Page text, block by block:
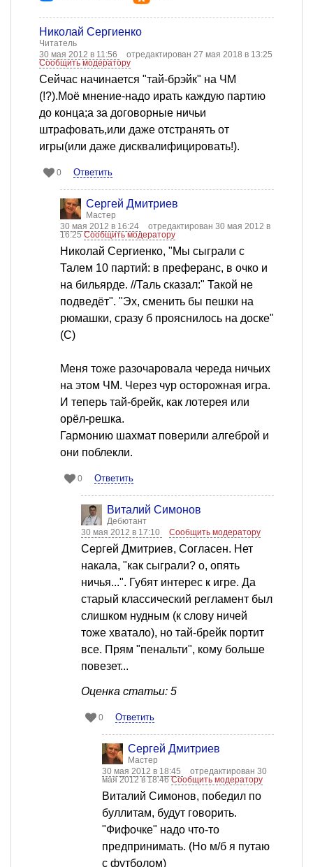
Николай Сергиенко
Читатель
30 мая 2012 в 11:56
отредактирован 27 мая 2018 в 13:25
Сообщить модератору
Сейчас начинается "тай-брэйк" на ЧМ
(!?).Моё мнение-надо ирать каждую партию
до конца;а за договорные ничьи
штрафовать,или даже отстранять от
игры(или даже дисквалифицировать!).
0 Ответить
Сергей Дмитриев
Мастер
30 мая 2012 в 16:24
отредактирован 30 мая 2012 в
16:25Сообщить модератору
Николай Сергиенко, "Мы сыграли с
Талем 10 партий: в преферанс, в очко и
на бильярде. //Таль сказал:" Такой не
подведёт". "Эх, сменить бы пешки на
рюмашки, сразу б прояснилось на доске"
(С)
Меня тоже разочаровала череда ничьих
на этом ЧМ. Через чур осторожная игра.
И теперь тай-брейк, как лотерея или
орёл-решка.
Гармонию шахмат поверили алгеброй и
они поблекли.
0 Ответить
Виталий Симонов
Дебютант
30 мая 2012 в 17:10
Сообщить модератору
Сергей Дмитриев, Согласен. Нет
накала, "как сыграли? о, опять
ничья...". Губят интерес к игре. Да
старый классический регламент был
слишком нудным (к слову ничей
тоже хватало), но тай-брейк портит
все. Прям "пенальти", кому больше
повезет...
Оценка статьи: 5
0 Ответить
Сергей Дмитриев
Мастер
30 мая 2012 в 18:45
отредактирован 30
мая 2012 в 18:46Сообщить модератору
Виталий Симонов, победил по
буллитам, будут говорить.
"Фифочке" надо что-то
предпринимать. (Но м/б я путаю
с футболом)